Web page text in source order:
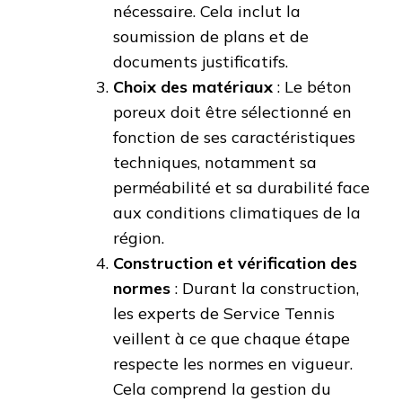
nécessaire. Cela inclut la
soumission de plans et de
documents justificatifs.
Choix des matériaux : Le béton
poreux doit être sélectionné en
fonction de ses caractéristiques
techniques, notamment sa
perméabilité et sa durabilité face
aux conditions climatiques de la
région.
Construction et vérification des
normes : Durant la construction,
les experts de Service Tennis
veillent à ce que chaque étape
respecte les normes en vigueur.
Cela comprend la gestion du